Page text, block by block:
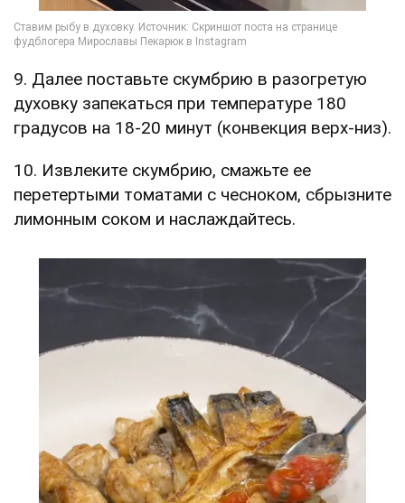
9. Далее поставьте скумбрию в разогретую
духовку запекаться при температуре 180
градусов на 18-20 минут (конвекция верх-низ).
10. Извлеките скумбрию, смажьте ее
перетертыми томатами с чесноком, сбрызните
лимонным соком и наслаждайтесь.